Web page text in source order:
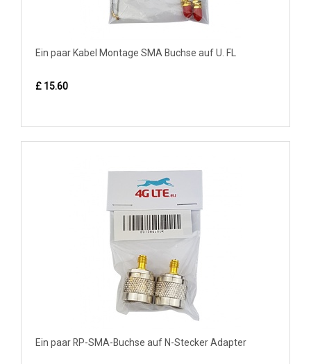
Ein paar Kabel Montage SMA Buchse auf U. FL
£ 15.60
Ein paar RP-SMA-Buchse auf N-Stecker Adapter